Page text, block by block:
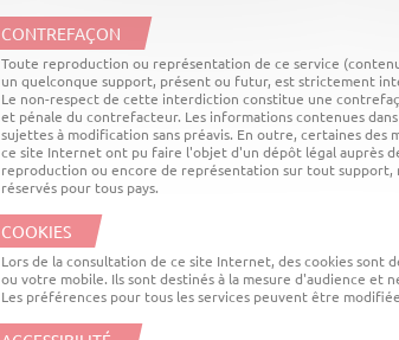
CONTREFAÇON
Toute reproduction ou représentation de ce service
un quelconque support, présent ou futur, est strictement
Le non-respect de cette interdiction constitue une
et pénale du contrefacteur. Les informations contenues
sujettes à modification sans préavis. En outre, certaines des
ce site Internet ont pu faire l'objet d'un dépôt légal auprès
reproduction ou encore de représentation sur tout support,
réservés pour tous pays.
COOKIES
Lors de la consultation de ce site Internet, des cookies
ou votre mobile. Ils sont destinés à la mesure d'audience et
Les préférences pour tous les services peuvent être